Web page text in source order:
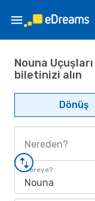
Nouna
biletinizi alın
Dönüş
Nereden?
Nereye?
Nouna